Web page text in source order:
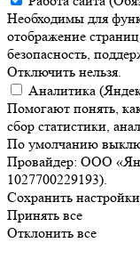
Необходимы для
отображение
безопасность,
Отключить нельзя.
Аналитика
Помогают понять,
сбор статистики,
По умолчанию
Провайдер: ООО
1027700229193).
Сохранить настройки
Принять все
Отклонить все